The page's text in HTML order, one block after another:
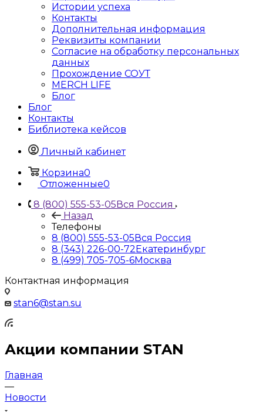
Истории успеха
Контакты
Дополнительная информация
Реквизиты компании
Согласие на обработку персональных
данных
Прохождение СОУТ
MERCH LIFE
Блог
Блог
Контакты
Библиотека кейсов
Личный кабинет
Корзина0
Отложенные0
8 (800) 555-53-05Вся Россия
Назад
Телефоны
8 (800) 555-53-05Вся Россия
8 (343) 226-00-72Екатеринбург
8 (499) 705-705-6Москва
Контактная информация
stan6@stan.su
Акции компании STAN
Главная
—
Новости